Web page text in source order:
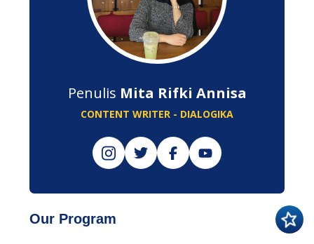
Penulis Mita Rifki Annisa
CONTENT WRITER - DIALOGIKA
Our Program